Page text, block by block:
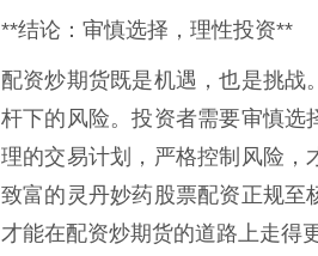
**结论：审慎选择，理性投资**
配资炒期货既是机遇，也是挑战
杆下的风险。投资者需要审慎选
理的交易计划，严格控制风险，
致富的灵丹妙药股票配资正规至
才能在配资炒期货的道路上走得